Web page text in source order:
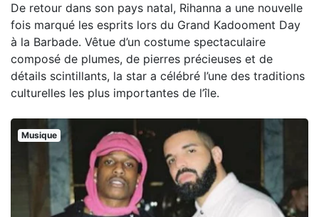
De retour dans son pays natal, Rihanna a une nouvelle
fois marqué les esprits lors du Grand Kadooment Day
à la Barbade. Vêtue d’un costume spectaculaire
composé de plumes, de pierres précieuses et de
détails scintillants, la star a célébré l’une des traditions
culturelles les plus importantes de l’île.
Musique